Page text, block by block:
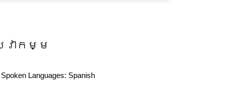
េវាកម្ម
Spoken Languages: Spanish